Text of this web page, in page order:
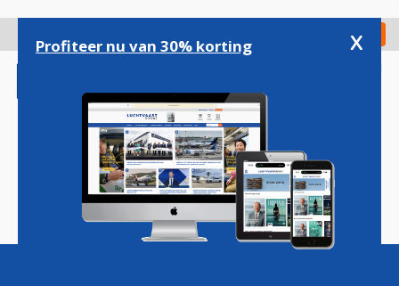
gaan
Check in
Magazine Podcasts Vacatures
Profiteer nu van 30% korting x